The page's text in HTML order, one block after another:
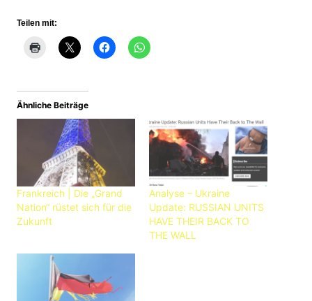
Teilen mit:
Ähnliche Beiträge
Frankreich | Die „Grand
Nation“ rüstet sich für die
Zukunft
Analyse – Ukraine
Update: RUSSIAN UNITS
HAVE THEIR BACK TO
THE WALL